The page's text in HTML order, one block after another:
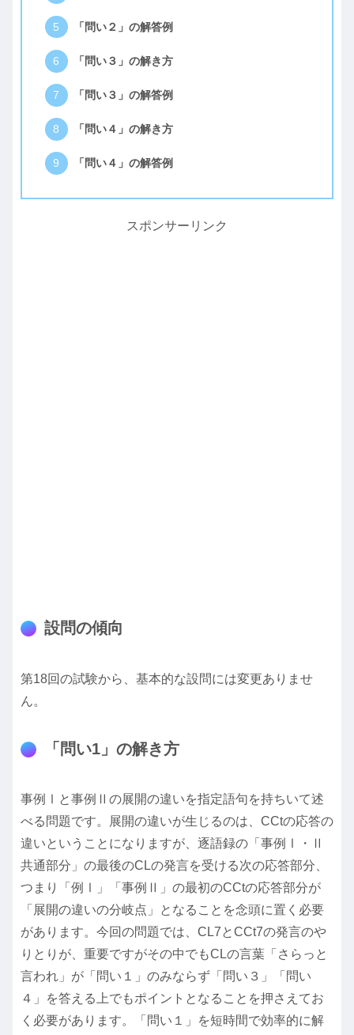
「問い２」の解答例
「問い３」の解き方
「問い３」の解答例
「問い４」の解き方
「問い４」の解答例
スポンサーリンク
設問の傾向
第18回の試験から、基本的な設問には変更ありませ
ん。
「問い1」の解き方
事例Ⅰと事例Ⅱの展開の違いを指定語句を持ちいて述
べる問題です。展開の違いが生じるのは、CCtの応答の
違いということになりますが、逐語録の「事例Ⅰ・Ⅱ
共通部分」の最後のCLの発言を受ける次の応答部分、
つまり「例Ⅰ」「事例Ⅱ」の最初のCCtの応答部分が
「展開の違いの分岐点」となることを念頭に置く必要
があります。今回の問題では、CL7とCCt7の発言のや
りとりが、重要ですがその中でもCLの言葉「さらっと
言われ」が「問い１」のみならず「問い３」「問い
４」を答える上でもポイントとなることを押さえてお
く必要があります。「問い１」を短時間で効率的に解